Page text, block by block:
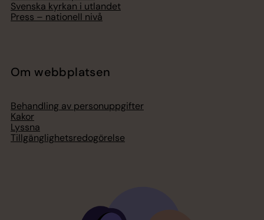
Svenska kyrkan i utlandet
Press – nationell nivå
Om webbplatsen
Behandling av personuppgifter
Kakor
Lyssna
Tillgänglighetsredogörelse